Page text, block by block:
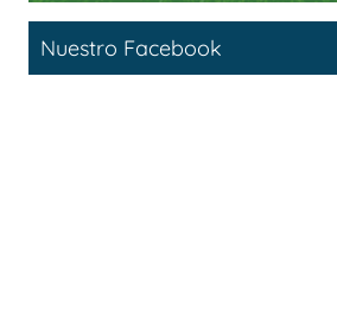
Nuestro Facebook